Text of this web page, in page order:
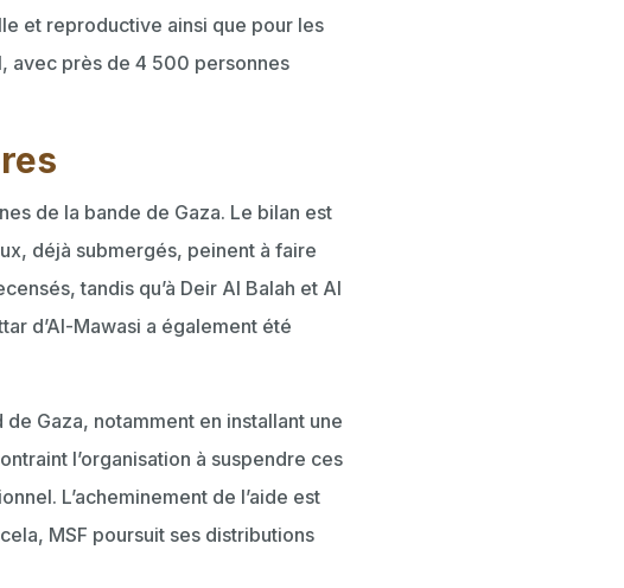
et reproductive ainsi que pour les
avec près de 4 500 personnes
de la bande de Gaza. Le bilan est
déjà submergés, peinent à faire
tandis qu’à Deir Al Balah et Al
d’Al-Mawasi a également été
Gaza, notamment en installant une
l’organisation à suspendre ces
L’acheminement de l’aide est
MSF poursuit ses distributions